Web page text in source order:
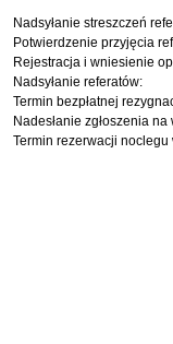
Nadsyłanie streszczeń
Potwierdzenie przyjęcia
Rejestracja i wniesienie
Nadsyłanie referatów:
Termin bezpłatnej
Nadesłanie zgłoszenia na
Termin rezerwacji